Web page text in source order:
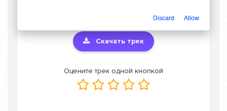
Скачать трек
Оцените трек одной кнопкой
Discard Allow